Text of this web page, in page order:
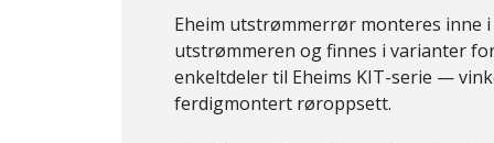
Eheim utstrømmerrør monteres inne
utstrømmeren og finnes i varianter
enkeltdeler til Eheims KIT-serie —
ferdigmontert røroppsett.